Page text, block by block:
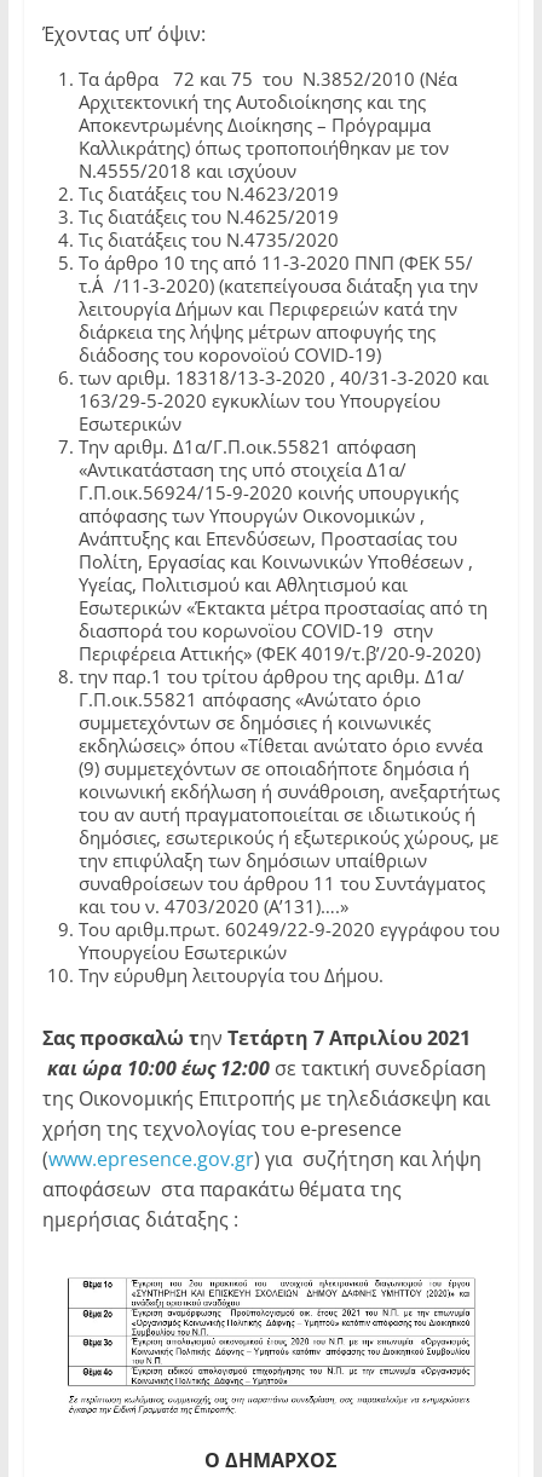
Έχοντας υπ’ όψιν:
Τα άρθρα 72 και 75 του Ν.3852/2010 (Νέα
Αρχιτεκτονική της Αυτοδιοίκησης και της
Αποκεντρωμένης Διοίκησης – Πρόγραμμα
Καλλικράτης) όπως τροποποιήθηκαν με τον
Ν.4555/2018 και ισχύουν
Τις διατάξεις του Ν.4623/2019
Τις διατάξεις του Ν.4625/2019
Τις διατάξεις του Ν.4735/2020
Το άρθρο 10 της από 11-3-2020 ΠΝΠ (ΦΕΚ 55/
τ.Α΄/11-3-2020) (κατεπείγουσα διάταξη για την
λειτουργία Δήμων και Περιφερειών κατά την
διάρκεια της λήψης μέτρων αποφυγής της
διάδοσης του κορονοϊού COVID-19)
των αριθμ. 18318/13-3-2020 , 40/31-3-2020 και
163/29-5-2020 εγκυκλίων του Υπουργείου
Εσωτερικών
Την αριθμ. Δ1α/Γ.Π.οικ.55821 απόφαση
«Αντικατάσταση της υπό στοιχεία Δ1α/
Γ.Π.οικ.56924/15-9-2020 κοινής υπουργικής
απόφασης των Υπουργών Οικονομικών ,
Ανάπτυξης και Επενδύσεων, Προστασίας του
Πολίτη, Εργασίας και Κοινωνικών Υποθέσεων ,
Υγείας, Πολιτισμού και Αθλητισμού και
Εσωτερικών «Έκτακτα μέτρα προστασίας από τη
διασπορά του κορωνοϊου COVID-19 στην
Περιφέρεια Αττικής» (ΦΕΚ 4019/τ.β’/20-9-2020)
την παρ.1 του τρίτου άρθρου της αριθμ. Δ1α/
Γ.Π.οικ.55821 απόφασης «Ανώτατο όριο
συμμετεχόντων σε δημόσιες ή κοινωνικές
εκδηλώσεις» όπου «Τίθεται ανώτατο όριο εννέα
(9) συμμετεχόντων σε οποιαδήποτε δημόσια ή
κοινωνική εκδήλωση ή συνάθροιση, ανεξαρτήτως
του αν αυτή πραγματοποιείται σε ιδιωτικούς ή
δημόσιες, εσωτερικούς ή εξωτερικούς χώρους, με
την επιφύλαξη των δημόσιων υπαίθριων
συναθροίσεων του άρθρου 11 του Συντάγματος
και του ν. 4703/2020 (Α’131)….»
Του αριθμ.πρωτ. 60249/22-9-2020 εγγράφου του
Υπουργείου Εσωτερικών
Την εύρυθμη λειτουργία του Δήμου.
Σας προσκαλώ την Τετάρτη 7 Απριλίου2021
και ώρα 10:00 έως 12:00 σε τακτική συνεδρίαση
της Οικονομικής Επιτροπής με τηλεδιάσκεψη και
χρήση της τεχνολογίας του e-presence
(www.epresence.gov.gr) για συζήτηση και λήψη
αποφάσεων στα παρακάτω θέματα της
ημερήσιας διάταξης :
Ο ΔΗΜΑΡΧΟΣ